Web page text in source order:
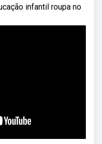
infantil roupa no